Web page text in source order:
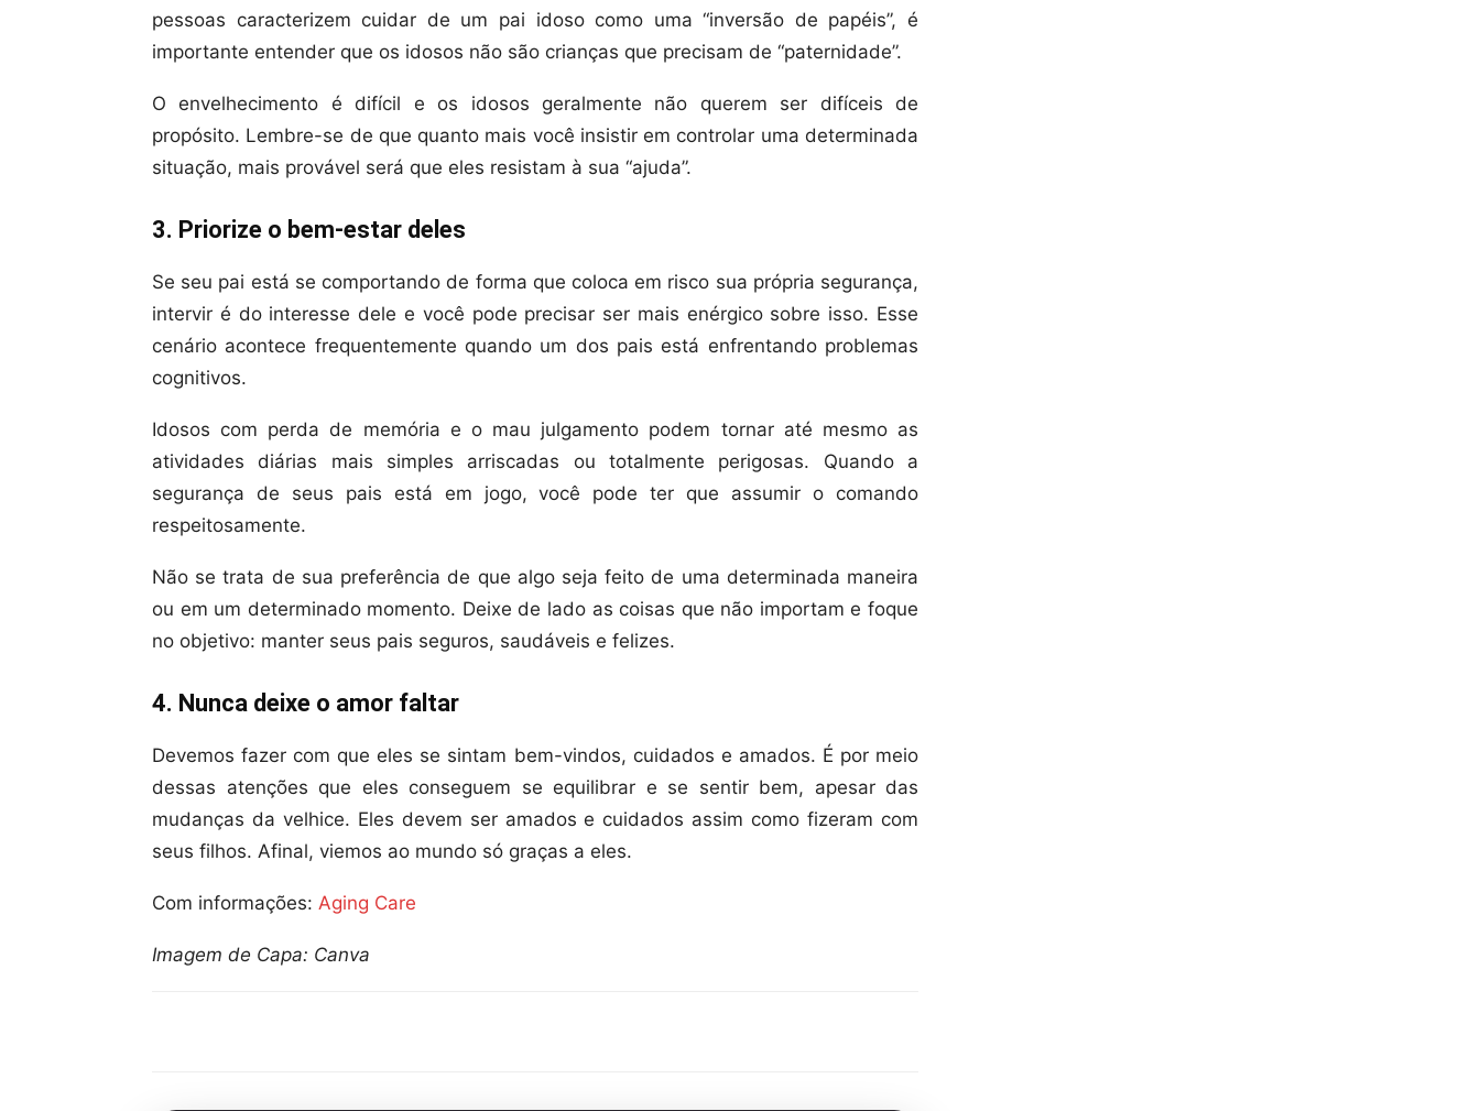
pessoas caracterizem cuidar de um pai idoso como uma “inversão de papéis”, é
importante entender que os idosos não são crianças que precisam de “paternidade”.
O envelhecimento é difícil e os idosos geralmente não querem ser difíceis de
propósito. Lembre-se de que quanto mais você insistir em controlar uma determinada
situação, mais provável será que eles resistam à sua “ajuda”.
3. Priorize o bem-estar deles
Se seu pai está se comportando de forma que coloca em risco sua própria segurança,
intervir é do interesse dele e você pode precisar ser mais enérgico sobre isso. Esse
cenário acontece frequentemente quando um dos pais está enfrentando problemas
cognitivos.
Idosos com perda de memória e o mau julgamento podem tornar até mesmo as
atividades diárias mais simples arriscadas ou totalmente perigosas. Quando a
segurança de seus pais está em jogo, você pode ter que assumir o comando
respeitosamente.
Não se trata de sua preferência de que algo seja feito de uma determinada maneira
ou em um determinado momento. Deixe de lado as coisas que não importam e foque
no objetivo: manter seus pais seguros, saudáveis e felizes.
4. Nunca deixe o amor faltar
Devemos fazer com que eles se sintam bem-vindos, cuidados e amados. É por meio
dessas atenções que eles conseguem se equilibrar e se sentir bem, apesar das
mudanças da velhice. Eles devem ser amados e cuidados assim como fizeram com
seus filhos. Afinal, viemos ao mundo só graças a eles.
Com informações: Aging Care
Imagem de Capa: Canva